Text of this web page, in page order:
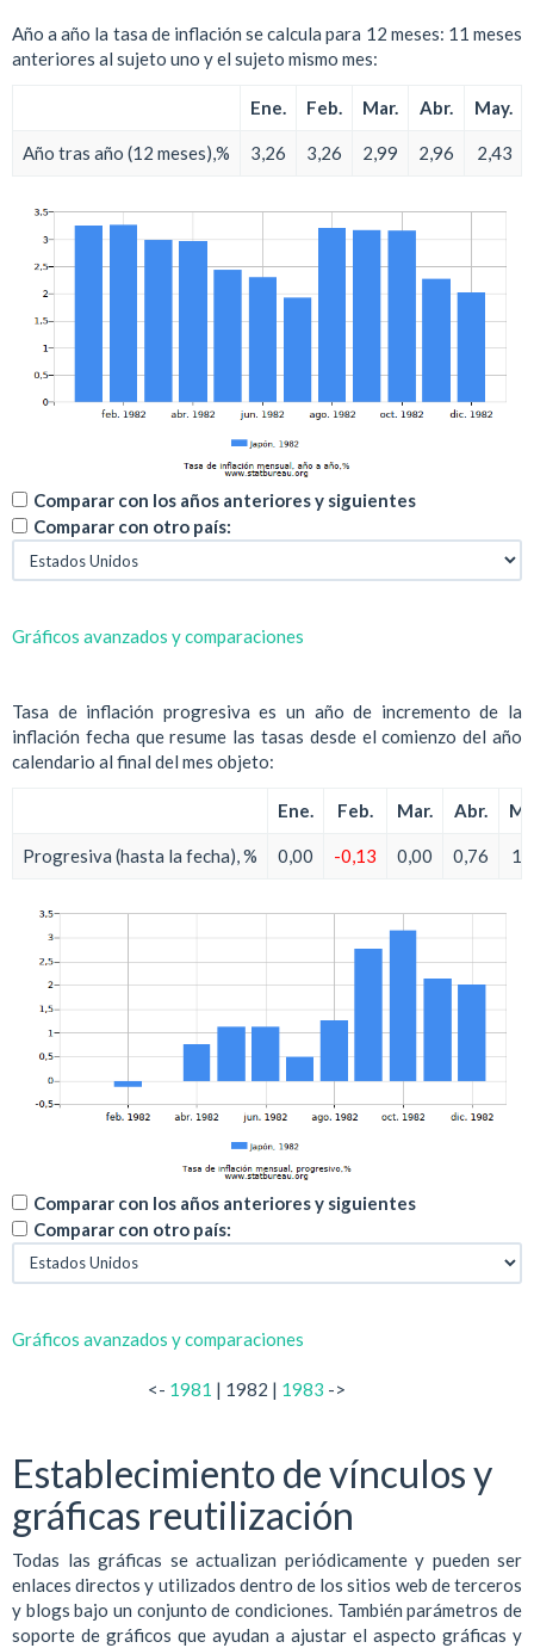
Año a año la tasa de inflación se calcula para 12 meses: 11 meses
anteriores al sujeto uno y el sujeto mismo mes:
Ene. Feb. Mar. Abr. May.
Año tras año (12 meses),% 3,26 3,26 2,99 2,96 2,43
Comparar con los años anteriores y siguientes
Comparar con otro país:
Gráficos avanzados y comparaciones
Tasa de inflación progresiva es un año de incremento de la
inflación fecha que resume las tasas desde el comienzo del año
calendario al final del mes objeto:
Ene. Feb. Mar. Abr.
Progresiva (hasta la fecha), % 0,00 -0,13 0,00 0,76
Comparar con los años anteriores y siguientes
Comparar con otro país:
Gráficos avanzados y comparaciones
<- 1981 | 1982 | 1983 ->
Establecimiento de vínculos y
gráficas reutilización
Todas las gráficas se actualizan periódicamente y pueden ser
enlaces directos y utilizados dentro de los sitios web de terceros
y blogs bajo un conjunto de condiciones. También parámetros de
soporte de gráficos que ayudan a ajustar el aspecto gráficas y